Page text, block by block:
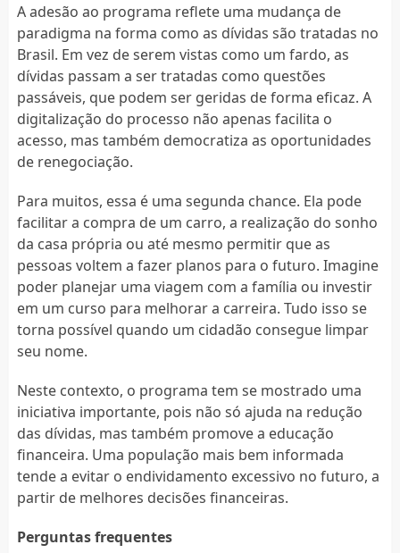
A adesão ao programa reflete uma mudança de
paradigma na forma como as dívidas são tratadas no
Brasil. Em vez de serem vistas como um fardo, as
dívidas passam a ser tratadas como questões
passáveis, que podem ser geridas de forma eficaz. A
digitalização do processo não apenas facilita o
acesso, mas também democratiza as oportunidades
de renegociação.
Para muitos, essa é uma segunda chance. Ela pode
facilitar a compra de um carro, a realização do sonho
da casa própria ou até mesmo permitir que as
pessoas voltem a fazer planos para o futuro. Imagine
poder planejar uma viagem com a família ou investir
em um curso para melhorar a carreira. Tudo isso se
torna possível quando um cidadão consegue limpar
seu nome.
Neste contexto, o programa tem se mostrado uma
iniciativa importante, pois não só ajuda na redução
das dívidas, mas também promove a educação
financeira. Uma população mais bem informada
tende a evitar o endividamento excessivo no futuro, a
partir de melhores decisões financeiras.
Perguntas frequentes